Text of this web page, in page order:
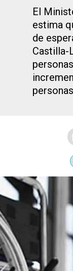
El
estima
de
Castilla-